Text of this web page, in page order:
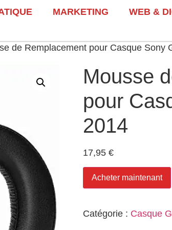
MARKETING WEB &
de Remplacement pour Casque Sony
Mousse
pour
2014
17,95 €
Acheter maintenant
Catégorie : Casque